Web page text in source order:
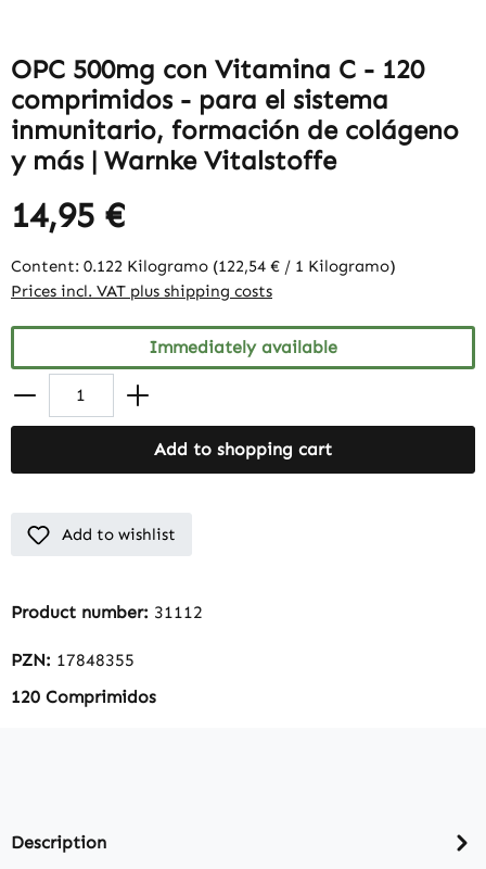
OPC 500mg con Vitamina C - 120
comprimidos - para el sistema
inmunitario, formación de colágeno
y más | Warnke Vitalstoffe
14,95 €
Content: 0.122 Kilogramo (122,54 € / 1 Kilogramo)
Prices incl. VAT plus shipping costs
Immediately available
Add to shopping cart
Add to wishlist
Product number: 31112
PZN: 17848355
120 Comprimidos
Description